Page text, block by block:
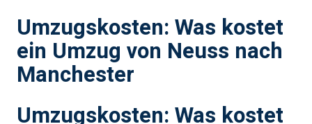
Umzugskosten: Was kostet
ein Umzug von Neuss nach
Manchester
Umzugskosten: Was kostet